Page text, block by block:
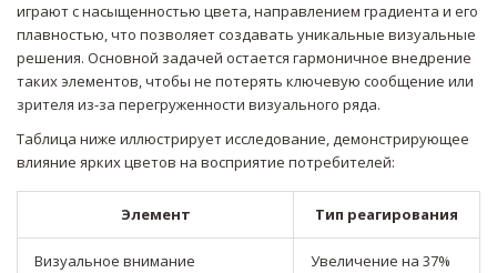
играют с насыщенностью цвета, направлением градиента и его
плавностью, что позволяет создавать уникальные визуальные
решения. Основной задачей остается гармоничное внедрение
таких элементов, чтобы не потерять ключевую сообщение или
зрителя из-за перегруженности визуального ряда.
Таблица ниже иллюстрирует исследование, демонстрирующее
влияние ярких цветов на восприятие потребителей:
Элемент Тип реагирования
Визуальное внимание Увеличение на 37%